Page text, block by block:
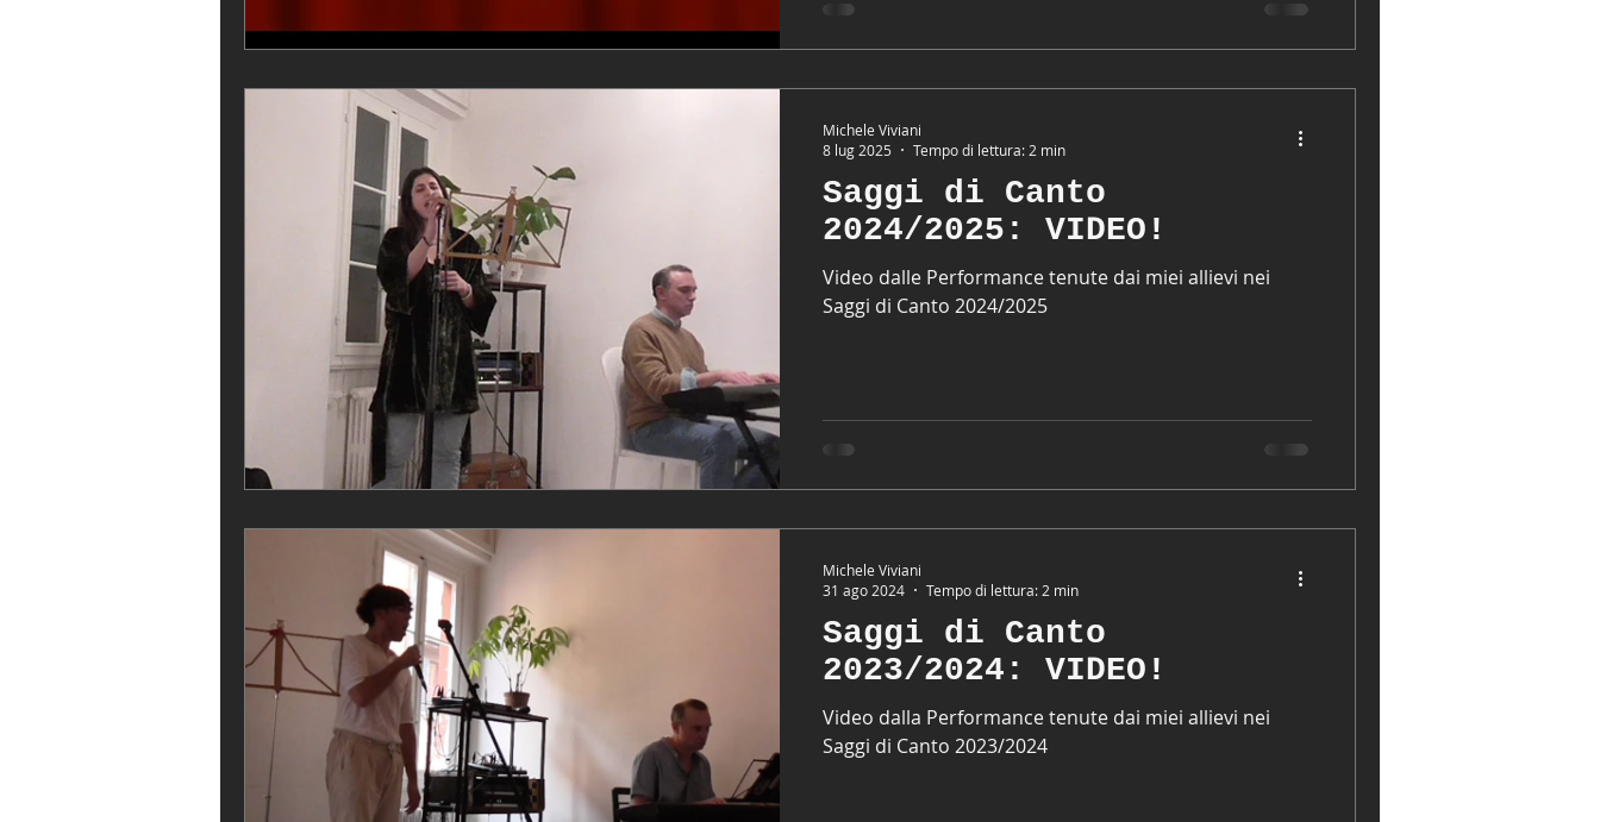
Saggi di Canto
2024/2025: VIDEO!
Video dalle Performance tenute dai miei allievi nei
Saggi di Canto 2024/2025
Michele Viviani
8 lug 2025
Tempo di lettura: 2 min
Saggi di Canto
2023/2024: VIDEO!
Video dalla Performance tenute dai miei allievi nei
Saggi di Canto 2023/2024
Michele Viviani
31 ago 2024
Tempo di lettura: 2 min